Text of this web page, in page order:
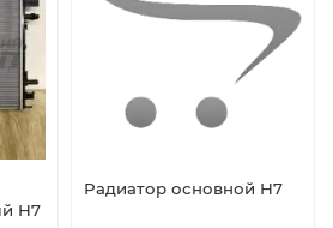
H7
Радиатор основной H7